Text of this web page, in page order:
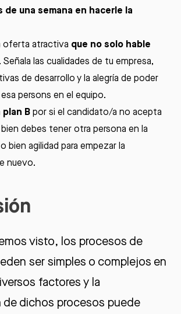
de una semana en hacerle la
oferta atractiva que no solo hable
. Señala las cualidades de tu empresa,
de desarrollo y la alegría de poder
persons en el equipo.
plan Bpor si el candidato/a no acepta
debes tener otra persona en la
bien agilidad para empezar la
nuevo.
visto, los procesos de
ser simples o complejos en
factores y la
dichos procesos puede